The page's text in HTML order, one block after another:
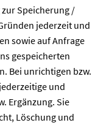
Speicherung /
jederzeit und
sowie auf Anfrage
gespeicherten
Bei unrichtigen bzw.
und
Ergänzung. Sie
Löschung und